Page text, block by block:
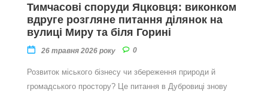
Тимчасові споруди Яцковця: виконком
вдруге розгляне питання ділянок на
вулиці Миру та біля Горині
26 травня 2026 року 0
Розвиток міського бізнесу чи збереження природи й
громадського простору? Це питання в Дубровиці знову